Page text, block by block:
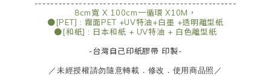
--------------------------------------------------
8cm寬 X 100cm一循環 X10M，
●[PET] : 霧面PET +UV特油+白墨 +透明離型紙
●[和紙] : 日本和紙 + UV特油 + 白色離型紙
-台灣自己印紙膠帶 印製-
／未經授權請勿隨意轉載．修改．使用商品照／